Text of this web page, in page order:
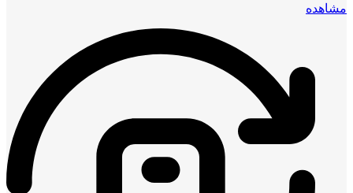
مشاهده